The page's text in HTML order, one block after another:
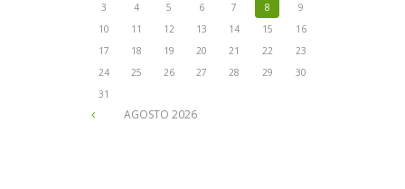
AGOSTO 2026
3
4 5 6 7 8
9
10
11 12 13 14 15
16
17
18 19 20 21 22
23
24
25 26 27 28 29
30
31